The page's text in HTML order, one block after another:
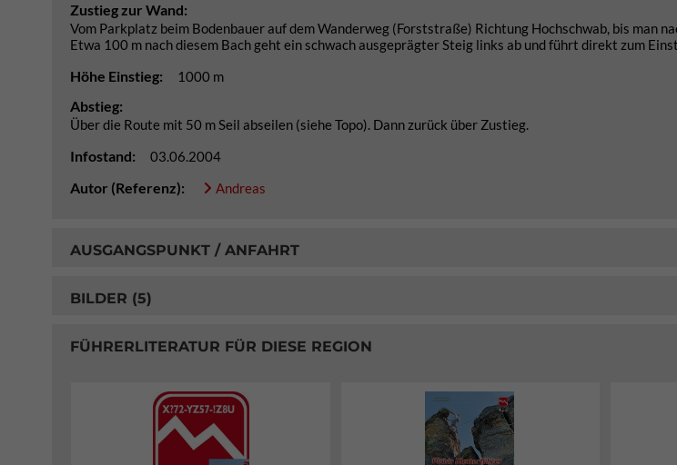
Zustieg zur Wand:
Vom Parkplatz beim Bodenbauer auf dem Wanderweg (Forststraße) Richtung Hochschwab, bis man
Etwa 100 m nach diesem Bach geht ein schwach ausgeprägter Steig links ab und führt direkt zum
Höhe Einstieg: 1000 m
Abstieg:
Über die Route mit 50 m Seil abseilen (siehe Topo). Dann zurück über Zustieg.
Infostand: 03.06.2004
Autor (Referenz): Andreas
AUSGANGSPUNKT / ANFAHRT
BILDER (5)
FÜHRERLITERATUR FÜR DIESE REGION